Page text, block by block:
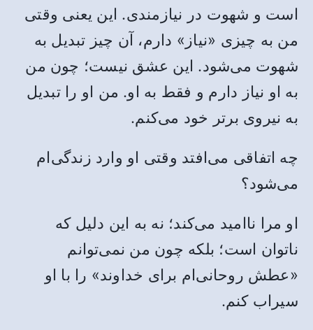
است و شهوت در نیازمندی. این یعنی وقتی
من به چیزی «نیاز» دارم، آن چیز تبدیل به
شهوت می‌شود. این عشق نیست؛ چون من
به او نیاز دارم و فقط به او. من او را تبدیل
به نیروی برتر خود می‌کنم.
چه اتفاقی می‌افتد وقتی او وارد زندگی‌ام
می‌شود؟
او مرا ناامید می‌کند؛ نه به این دلیل که
ناتوان است؛ بلکه چون من نمی‌توانم
«عطش روحانی‌ام برای خداوند» را با او
سیراب کنم.